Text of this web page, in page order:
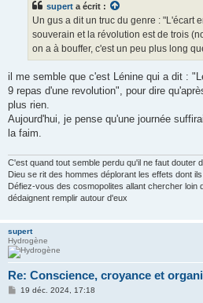
supert a écrit :
Un gus a dit un truc du genre : "L'écart
souverain et la révolution est de trois
on a à bouffer, c'est un peu plus long
il me semble que c'est Lénine qui a dit :
9 repas d'une revolution", pour dire
plus rien.
Aujourd'hui, je pense qu'une journée
la faim.
C'est quand tout semble perdu qu'il ne faut douter
Dieu se rit des hommes déplorant les effets dont
Défiez-vous des cosmopolites allant chercher loin
dédaignent remplir autour d'eux
supert
Hydrogène
Re: Conscience, croyance et
M
19 déc. 2024, 17:18